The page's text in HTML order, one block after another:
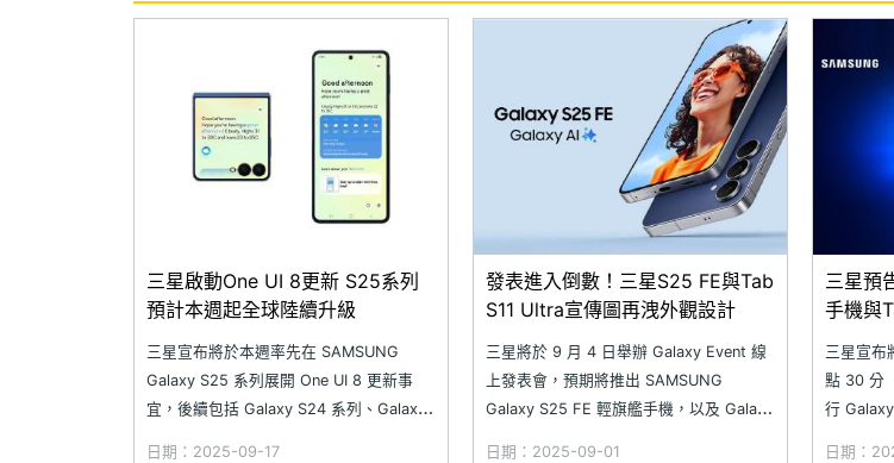
三星啟動One UI 8更新 S25系列
預計本週起全球陸續升級
三星宣布將於本週率先在 SAMSUNG
Galaxy S25 系列展開 One UI 8 更新事
宜，後續包括 Galaxy S24 系列、Galaxy
日期：2025-09-17
發表進入倒數！三星S25 FE與Tab
S11 Ultra宣傳圖再洩外觀設計
三星將於 9 月 4 日舉辦 Galaxy Event 線
上發表會，預期將推出 SAMSUNG
Galaxy S25 FE 輕旗艦手機，以及 Galaxy
日期：2025-09-01
三星預
手機與
三星宣布
點 30 分
行
日期：